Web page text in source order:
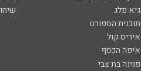
גיא פלג
תוכנית הספורט
איריס קול
איפה הכסף
פנינה בת צבי